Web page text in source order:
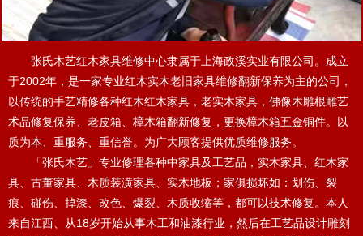
张氏木艺红木家具维修中心隶属于上海政溪实业有限公司。成立
于2002年，是一家专业红木实木老旧家具维修翻新保养为主的公司，
以传统的手艺精修各种红木红木家具，老实木家具，佛像木雕根雕艺
术品修复保养、老皮箱、樟木箱翻新修复，更换樟木箱五金铜件。以
质为本、重服务、重信誉。为广大顾客提供优质维修服务。
「张氏木艺」专业修理各种中家具及工艺品，实木家具、红木家
具、古董家具、木质装潢家具、实木地板；家俱损坏如：划伤、裂
痕、碰伤、掉漆、改色、爆裂、木质收缩等，都可以技术修复。本人
来自江西、从18岁开始从事木工和油漆行业，然后在工艺品设计雕刻